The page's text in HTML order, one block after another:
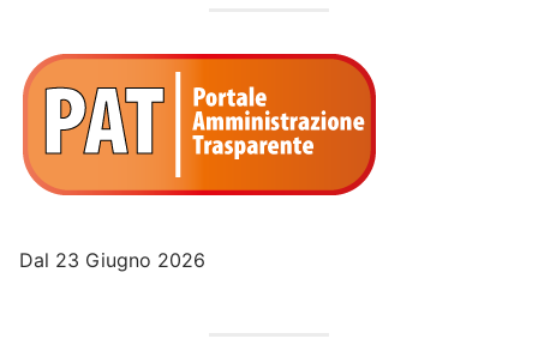
Dal 23 Giugno 2026